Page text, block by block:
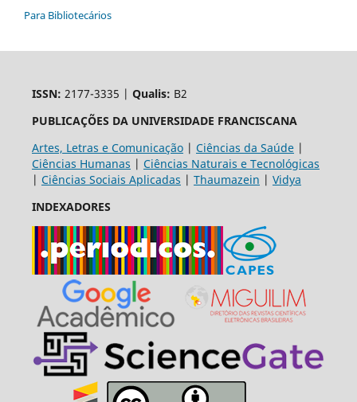
Para Bibliotecários
ISSN: 2177-3335 | Qualis: B2
PUBLICAÇÕES DA UNIVERSIDADE FRANCISCANA
Artes, Letras e Comunicação| Ciências da Saúde|
Ciências Humanas | Ciências Naturais e Tecnológicas
| Ciências Sociais Aplicadas | Thaumazein | Vidya
INDEXADORES